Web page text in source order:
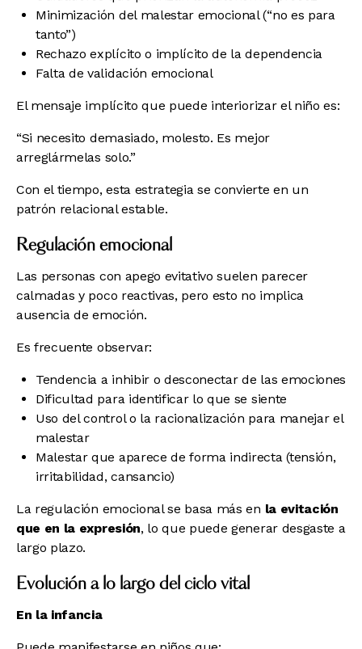
Minimización del malestar emocional (“no es para
tanto”)
Rechazo explícito o implícito de la dependencia
Falta de validación emocional
El mensaje implícito que puede interiorizar el niño es:
“Si necesito demasiado, molesto. Es mejor
arreglármelas solo.”
Con el tiempo, esta estrategia se convierte en un
patrón relacional estable.
Regulación emocional
Las personas con apego evitativo suelen parecer
calmadas y poco reactivas, pero esto no implica
ausencia de emoción.
Es frecuente observar:
Tendencia a inhibir o desconectar de las emociones
Dificultad para identificar lo que se siente
Uso del control o la racionalización para manejar el
malestar
Malestar que aparece de forma indirecta (tensión,
irritabilidad, cansancio)
La regulación emocional se basa más en la evitación
que en la expresión, lo que puede generar desgaste a
largo plazo.
Evolución a lo largo del ciclo vital
En la infancia